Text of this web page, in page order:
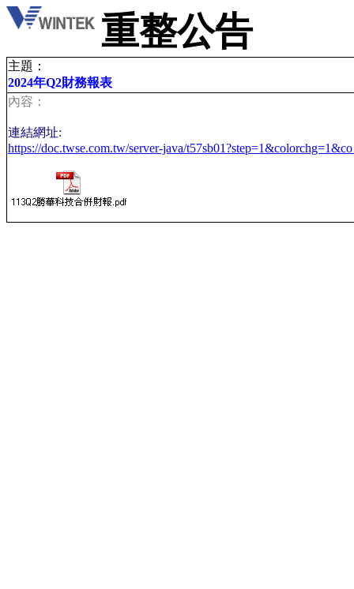
重整公告
主題：
2024年Q2財務報表
內容：
連結網址:
https://doc.twse.com.tw/server-java/